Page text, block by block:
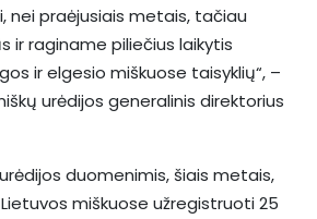
nei praėjusiais metais, tačiau
ir raginame piliečius laikytis
ir elgesio miškuose taisyklių“, –
urėdijos generalinis direktorius
duomenimis, šiais metais,
miškuose užregistruoti 25